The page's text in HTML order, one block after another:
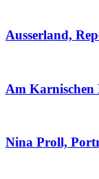
Ausserland,
Am Karnischen
Nina Proll,